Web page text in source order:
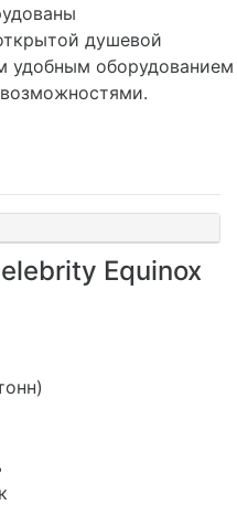
душевой
удобным оборудованием
Equinox